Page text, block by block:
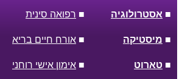
■ אסטרולוגיה ■ רפואה סינית
■ מיסטיקה ■ אורח חיים בריא
■ טארוט ■ אימון אישי רוחני